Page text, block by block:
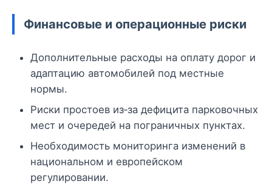
Финансовые и операционные риски
Дополнительные расходы на оплату дорог и
адаптацию автомобилей под местные
нормы.
Риски простоев из‑за дефицита парковочных
мест и очередей на пограничных пунктах.
Необходимость мониторинга изменений в
национальном и европейском
регулировании.